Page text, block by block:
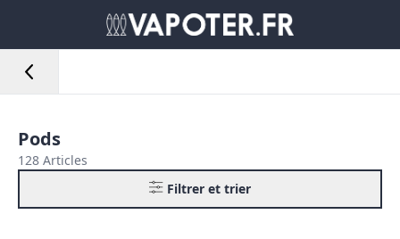
Pods
128 Articles
Filtrer et trier